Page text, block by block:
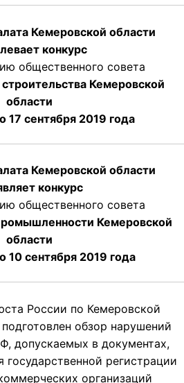
Кемеровской области
конкурс
общественного совета
Кемеровской
области
17 сентября 2019 года
Кемеровской области
конкурс
общественного совета
Кемеровской
области
10 сентября 2019 года
России по Кемеровской
обзор нарушений
допускаемых в документах,
государственной регистрации
организаций